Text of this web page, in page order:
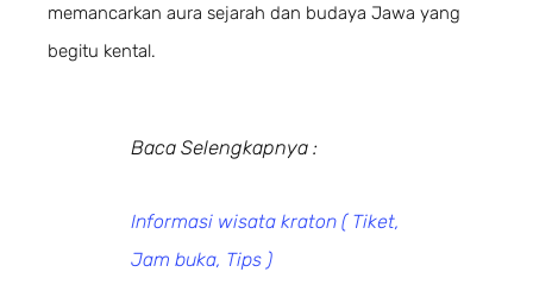
memancarkan aura sejarah dan budaya Jawa yang
begitu kental.
Baca Selengkapnya :
Informasi wisata kraton ( Tiket,
Jam buka, Tips )